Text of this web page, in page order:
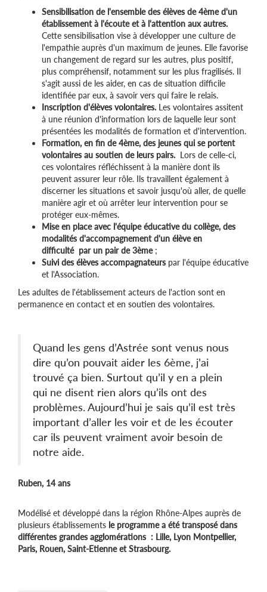
Sensibilisation de l'ensemble des élèves de 4ème d'un
établissement à l'écoute et à l'attention aux autres.
Cette sensibilisation vise à développer une culture de
l'empathie auprès d'un maximum de jeunes. Elle favorise
un changement de regard sur les autres, plus positif,
plus compréhensif, notamment sur les plus fragilisés. Il
s'agit aussi de les aider, en cas de situation difficile
identifiée par eux, à savoir vers qui faire le relais.
Inscription d'élèves volontaires. Les volontaires assitent
à une réunion d'information lors de laquelle leur sont
présentées les modalités de formation et d'intervention.
Formation, en fin de 4ème, des jeunes qui se portent
volontaires au soutien de leurs pairs. Lors de celle-ci,
ces volontaires réfléchissent à la manière dont ils
peuvent assurer leur rôle. Ils travaillent également à
discerner les situations et savoir jusqu'où aller, de quelle
manière agir et où arrêter leur intervention pour se
protéger eux-mêmes.
Mise en place avec l'équipe éducative du collège, des
modalités d'accompagnement d'un élève en
difficulté par un pair de 3ème;
Suivi des élèves accompagnateurs par l'équipe éducative
et l'Association.
Les adultes de l'établissement acteurs de l'action sont en
permanence en contact et en soutien des volontaires.
Quand les gens d’Astrée sont venus nous
dire qu’on pouvait aider les 6ème, j’ai
trouvé ça bien. Surtout qu’il y en a plein
qui ne disent rien alors qu’ils ont des
problèmes. Aujourd’hui je sais qu’il est très
important d’aller les voir et de les écouter
car ils peuvent vraiment avoir besoin de
notre aide.
Ruben, 14 ans
Modélisé et développé dans la région Rhône-Alpes auprès de
plusieurs établissements le programme a été transposé dans
différentes grandes agglomérations : Lille, Lyon Montpellier,
Paris, Rouen, Saint-Etienne et Strasbourg.